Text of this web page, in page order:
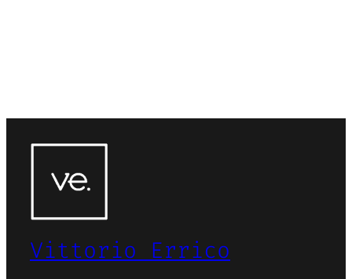
Vittorio Errico